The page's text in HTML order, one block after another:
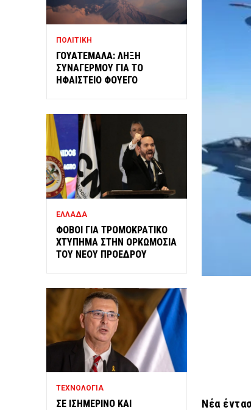
ΠΟΛΙΤΙΚΗ
ΓΟΥΑΤΕΜΑΛΑ: ΛΗΞΗ
ΣΥΝΑΓΕΡΜΟΥ ΓΙΑ ΤΟ
ΗΦΑΙΣΤΕΙΟ ΦΟΥΕΓΟ
ΕΛΛΑΔΑ
ΦΟΒΟΙ ΓΙΑ ΤΡΟΜΟΚΡΑΤΙΚΟ
ΧΤΥΠΗΜΑ ΣΤΗΝ ΟΡΚΩΜΟΣΙΑ
ΤΟΥ ΝΕΟΥ ΠΡΟΕΔΡΟΥ
ΤΕΧΝΟΛΟΓΙΑ
ΣΕ ΙΣΗΜΕΡΙΝΟ ΚΑΙ
Νέα